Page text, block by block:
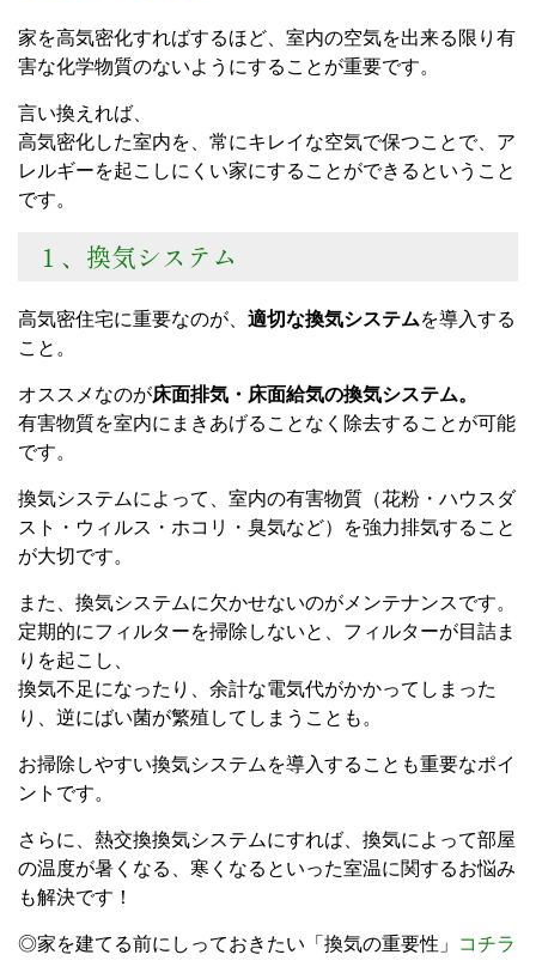
家を高気密化すればするほど、室内の空気を出来る限り有
害な化学物質のないようにすることが重要です。
言い換えれば、
高気密化した室内を、常にキレイな空気で保つことで、ア
レルギーを起こしにくい家にすることができるということ
です。
１、換気システム
高気密住宅に重要なのが、 適切な換気システムを導入する
こと。
オススメなのが床面排気・床面給気の換気システム。
有害物質を室内にまきあげることなく除去することが可能
です。
換気システムによって、室内の有害物質（花粉・ハウスダ
スト・ウィルス・ホコリ・臭気など）を強力排気すること
が大切です。
また、換気システムに欠かせないのがメンテナンスです。
定期的にフィルターを掃除しないと、フィルターが目詰ま
りを起こし、
換気不足になったり、余計な電気代がかかってしまった
り、逆にばい菌が繁殖してしまうことも。
お掃除しやすい換気システムを導入することも重要なポイ
ントです。
さらに、熱交換換気システムにすれば、換気によって部屋
の温度が暑くなる、寒くなるといった室温に関するお悩み
も解決です！
◎家を建てる前にしっておきたい「換気の重要性」 コチラ